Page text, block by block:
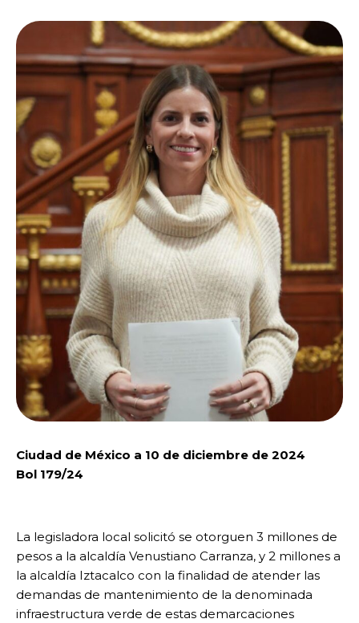
Ciudad de México a 10 de diciembre de 2024
Bol 179/24
La legisladora local solicitó se otorguen 3 millones de
pesos a la alcaldía Venustiano Carranza, y 2 millones a
la alcaldía Iztacalco con la finalidad de atender las
demandas de mantenimiento de la denominada
infraestructura verde de estas demarcaciones